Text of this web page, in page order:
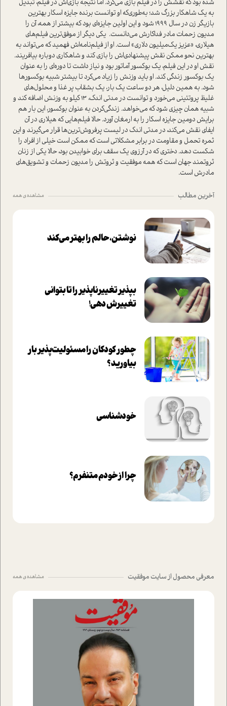
شده بود که نقشش را در فیلم بازی می‌کرد. اما نتیجه بازی‌اش در فیلم، تبدیل
به یک شاهکار بزرگ شد؛ به‌طوری‌که او توانست برنده جایزه اسکار بهترین
بازیگر زن در سال 1999 شود و این اولین جایزه‌ای بود که بیشتر از همه، آن را
مدیون زحمات‌ مادر فداکارش می‌دانست. یکی دیگر از موفق‌ترین فیلم‌های
هیلاری، «عزیز یک‌میلیون دلاری» است. او از فیلم‌نامه‌اش فهمید که می‌تواند به
بهترین نحو ممکن نقش پیشنهادی‌اش را بازی کند و شاهکاری دوباره بیافریند.
نقش او در این فیلم، یک بوکسور آماتور بود و نیاز داشت تا دوره‌ای را به عنوان
یک بوکسور زندگی کند. او باید وزنش را زیاد می‌کرد تا بیشتر شبیه بوکسورها
شود. به همین دلیل، هر دو ساعت یک بار، یک بشقاب پر غذا و محلول‌های
غلیظ پروتئینی می‌خورد و توانست در مدتی اندک، 13 کیلو به وزنش اضافه کند و
شبیه همان چیزی شود که می‌خواهد. زندگی‌کردن به عنوان بوکسور، این بار هم
برایش دومین جایزه اسکار را به ارمغان آورد. حالا فیلم‌هایی که هیلاری در آن
ایفای نقش می‌کند، در مدتی اندک در لیست پرفروش‌ترین‌ها قرار می‌گیرند و این
ثمره تحمل و مقاومت در برابر مشکلاتی است که ممکن است خیلی از افراد را
شکست دهد. دختری که در آرزوی یک سقف برای خوابیدن بود، حالا یکی از زنان
ثروتمند جهان است که همه موفقیت و ثروتش را مدیون زحمات و تشویق‌های
مادرش است.
آخرین مطالب مشاهده ی همه
نوشتن، حالم را بهتر می‌کند
بپذير تغييرناپذير را تا بتواني
تغييرش دهي!‏
چطور کودکان را مسئولیت‌پذیر بار
بیاورید؟
خودشناسی
چرا از خودم متنفرم؟
معرفی محصول از سایت موفقیت مشاهده ی همه